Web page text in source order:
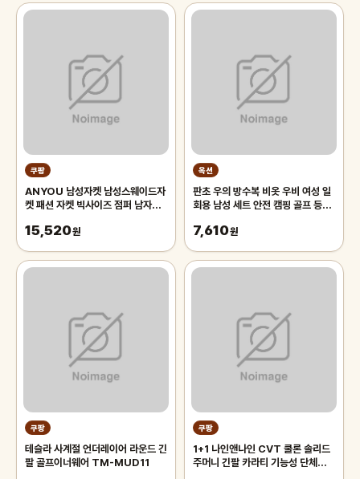
쿠팡
ANYOU 남성자켓 남성스웨이드자
켓 패션 자켓 빅사이즈 점퍼 남자자
15,520원
옥션
판초 우의 방수복 비옷 우비 여성 일
회용 남성 세트 안전 캠핑 골프 등산
7,610원
쿠팡
테슬라 사계절 언더레이어 라운드 긴
팔 골프이너웨어 TM-MUD11
쿠팡
1+1 나인앤나인 CVT 쿨론 솔리드
주머니 긴팔 카라티 기능성 단체복